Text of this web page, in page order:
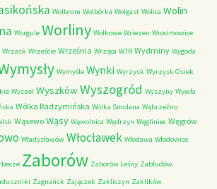
Wolbrom Wolbórka Wolgast Wolica Wolin
Worgule Worliny Wołkowe Wriezen Wrocimowice
Wrzask Wrzeście Września Wrząca WTR Wydminy Wygoda
Wymyśle Wynki Wyrzysk Wyrzysk Osiek
Wyszel WyszkówWyszogród Wyszyny Wywła
Wólka Radzymińska Wólka Smolana Wąbrzeźno
Wąsewo Wąsy Wąwolnica Wędrzyn Węgliniec Węgrów
Władysławów Włocławek Włodawa Włodowice
Zaborów Zaborów Leśny Zabłudów
Zagnańsk Zajączek Zakliczyn Zaklików